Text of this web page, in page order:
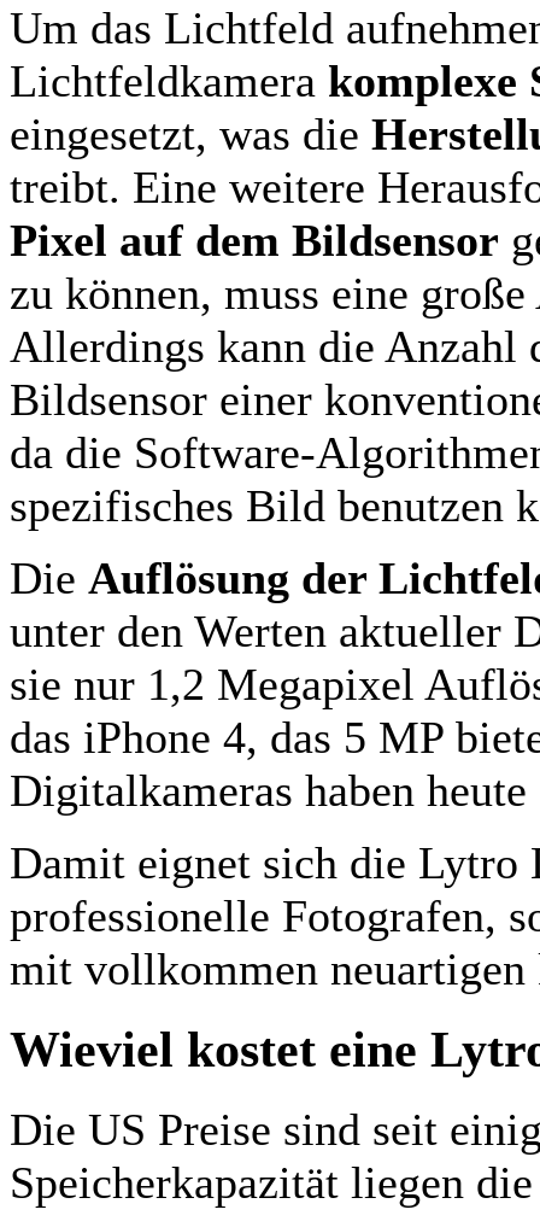
Um das Lichtfeld
Lichtfeldkamera komplexe
eingesetzt, was die
treibt. Eine weitere
Pixel auf dem Bildsensor
zu können, muss eine
Allerdings kann die Anzahl
Bildsensor einer
da die Software-
spezifisches Bild benutzen
Die Auflösung der
unter den Werten aktueller
sie nur 1,2 Megapixel
das iPhone 4, das 5 MP
Digitalkameras haben
Damit eignet sich die
professionelle Fotografen,
mit vollkommen
Wieviel kostet eine
Die US Preise sind seit
Speicherkapazität liegen